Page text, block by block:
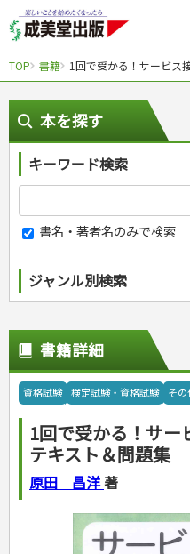
TOP 書籍 1回で受かる！サービ
本を探す
キーワード検索
書名・著者名のみで検索
ジャンル別検索
スポーツ
スポーツルール
野球
ゴルフ
ジュニアスポーツ
その他スポーツ
自然・アウトドア・ペット
アウトドア
犬・猫
園芸・野菜づくり
雑学
娯楽・ゲーム・占い
ナンプレ
ゲーム・マジック
家相・風水・占い
カルチャー・芸術・趣味
音楽・楽器
趣味・鑑賞・カメラ
絵画・デッサン
辞典
語学・旅行会話
運転免許
原付・二輪
普通免許
生活・暮らし
料理
料理・レシピ
各国料理
お弁当
調理器具クッキング
お菓子・ケーキ・パン
飲み物・お酒
手芸・クラフト
ソーイング
クラフト
インテリア・ハウジング
収納・掃除・暮らし
美容・ファッション
ダイエット・エクササイズ
着物・着つけ
冠婚葬祭・手紙・ペン字
手紙・ペン字
妊娠・出産・育児
離乳食・幼児食・こど
健康と保育
家庭医学・健康
ツボ・マッサージ
家庭医学・病気
健康知識
栄養事典
看護・介護
看護一般
介護一般
保育・教育
パネルシアター
指導マニュアル
こどもの本
児童一般
おりがみ・あやとり
なぞなぞ・ゲーム
占い・心理ゲーム
のりもの・ずかん
読み物・絵本
学参・ドリル
夏休みドリル
総復習ドリル
学習・地図
自由研究・読書感想文
就職活動
就職活動
就職試験
資格試験
英語検定・TOEIC
漢字検定・数学検定
経営・経済・法律
マネー・株・資産
旅行・歴史
書籍詳細
資格試験 検定試験・資格試験 そ
1回で受かる！サ
テキスト＆問題集
原田 昌洋著